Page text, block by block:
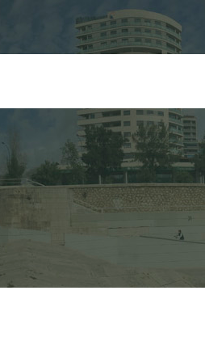
FORMULARIO